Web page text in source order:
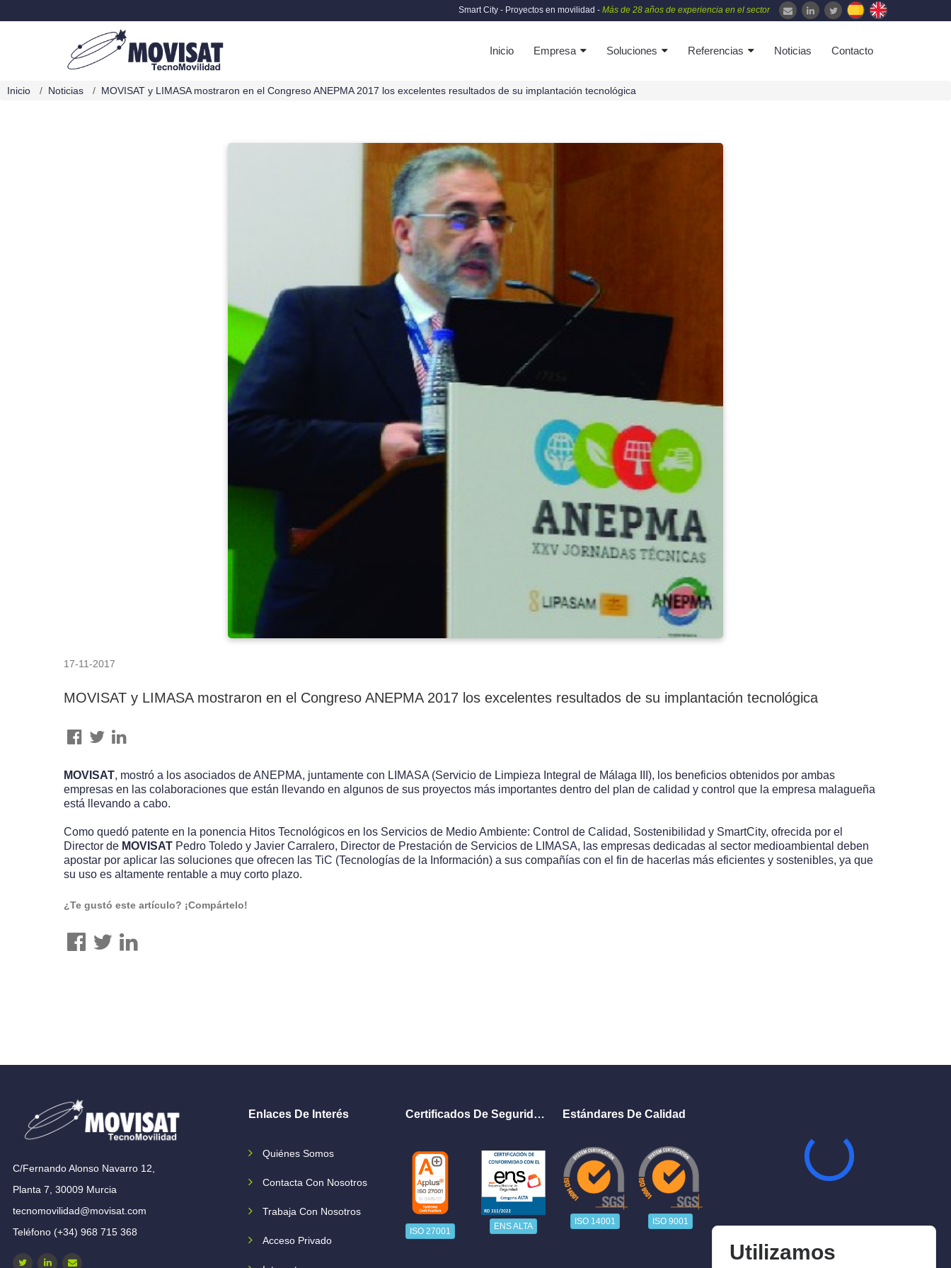
Smart City - Proyectos en movilidad - Más de 28 años de experiencia en el sector
Inicio Empresa Soluciones Referencias Noticias Contacto
Inicio Noticias MOVISAT y LIMASA mostraron en el Congreso ANEPMA 2017 los excelentes resultados de su implantación tecnológica
17-11-2017
MOVISAT y LIMASA mostraron en el Congreso ANEPMA 2017 los excelentes resultados de su implantación tecnológica
MOVISAT, mostró a los asociados de ANEPMA, juntamente con LIMASA (Servicio de Limpieza Integral de Málaga III), los beneficios obtenidos por ambas
empresas en las colaboraciones que están llevando en algunos de sus proyectos más importantes dentro del plan de calidad y control que la empresa malagueña
está llevando a cabo.
Como quedó patente en la ponencia Hitos Tecnológicos en los Servicios de Medio Ambiente: Control de Calidad, Sostenibilidad y SmartCity, ofrecida por el
Director de MOVISAT Pedro Toledo y Javier Carralero, Director de Prestación de Servicios de LIMASA, las empresas dedicadas al sector medioambiental deben
apostar por aplicar las soluciones que ofrecen las TiC (Tecnologías de la Información) a sus compañías con el fin de hacerlas más eficientes y sostenibles, ya que
su uso es altamente rentable a muy corto plazo.
¿Te gustó este artículo? ¡Compártelo!
C/Fernando Alonso Navarro 12,
Planta 7, 30009 Murcia
tecnomovilidad@movisat.com
Teléfono (+34) 968 715 368
Enlaces De Interés
Quiénes Somos
Contacta Con Nosotros
Trabaja Con Nosotros
Acceso Privado
Certificados De Seguridad
ISO 27001
ENS ALTA
Estándares De Calidad
ISO 14001 ISO 9001
Utilizamos